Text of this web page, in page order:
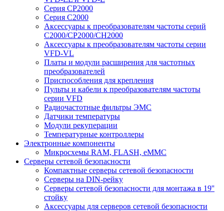
Серия CP2000
Серия C2000
Аксессуары к преобразователям частоты серий
С2000/CP2000/CH2000
Аксессуары к преобразователям частоты серии
VFD-VL
Платы и модули расширения для частотных
преобразователей
Приспособления для крепления
Пульты и кабели к преобразователям частоты
серии VFD
Радиочастотные фильтры ЭМС
Датчики температуры
Модули рекуперации
Температурные контроллеры
Электронные компоненты
Микросхемы RAM, FLASH, eMMC
Серверы сетевой безопасности
Компактные серверы сетевой безопасности
Серверы на DIN-рейку
Серверы сетевой безопасности для монтажа в 19''
стойку
Аксессуары для серверов сетевой безопасности